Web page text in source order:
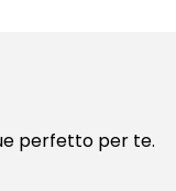
perfetto per te.